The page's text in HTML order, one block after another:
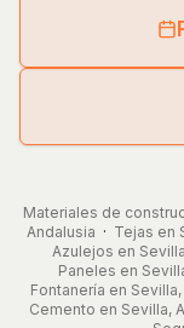
Materiales de
Andalusia · Tejas en
Azulejos en
Paneles en
Fontanería en
Cemento en Sevilla,